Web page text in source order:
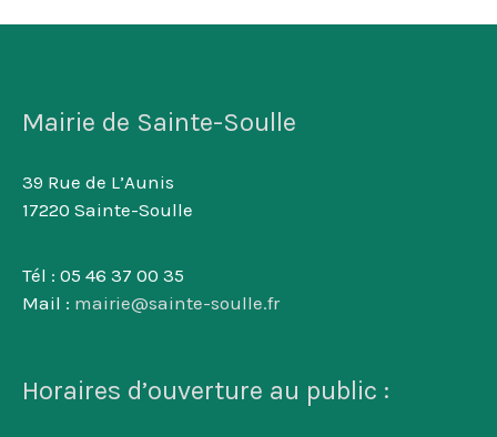
Mairie de Sainte-Soulle
39 Rue de L’Aunis
17220 Sainte-Soulle
Tél : 05 46 37 00 35
Mail : mairie@sainte-soulle.fr
Horaires d’ouverture au public :